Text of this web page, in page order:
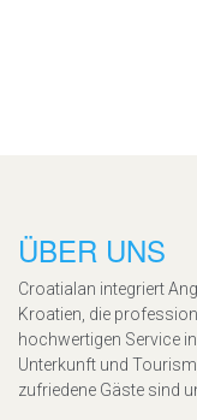
ÜBER UNS
Croatialan integriert
Kroatien, die
hochwertigen Service
Unterkunft und
zufriedene Gäste sind